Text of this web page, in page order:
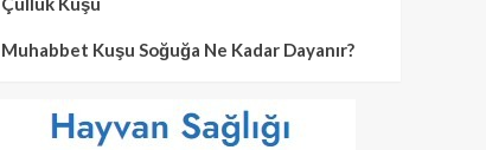
Muhabbet Kuşu Soğuğa Ne Kadar Dayanır?